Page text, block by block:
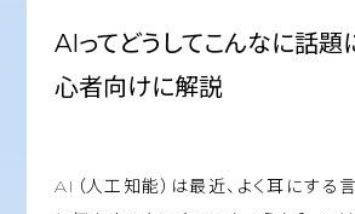
AIってどうしてこんなに話題
心者向けに解説
AI（人工知能）は最近、よく耳にする